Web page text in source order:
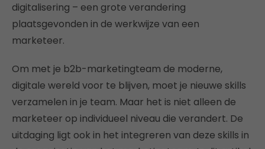
digitalisering – een grote verandering
plaatsgevonden in de werkwijze van een
marketeer.
Om met je b2b-marketingteam de moderne,
digitale wereld voor te blijven, moet je nieuwe skills
verzamelen in je team. Maar het is niet alleen de
marketeer op individueel niveau die verandert. De
uitdaging ligt ook in het integreren van deze skills in